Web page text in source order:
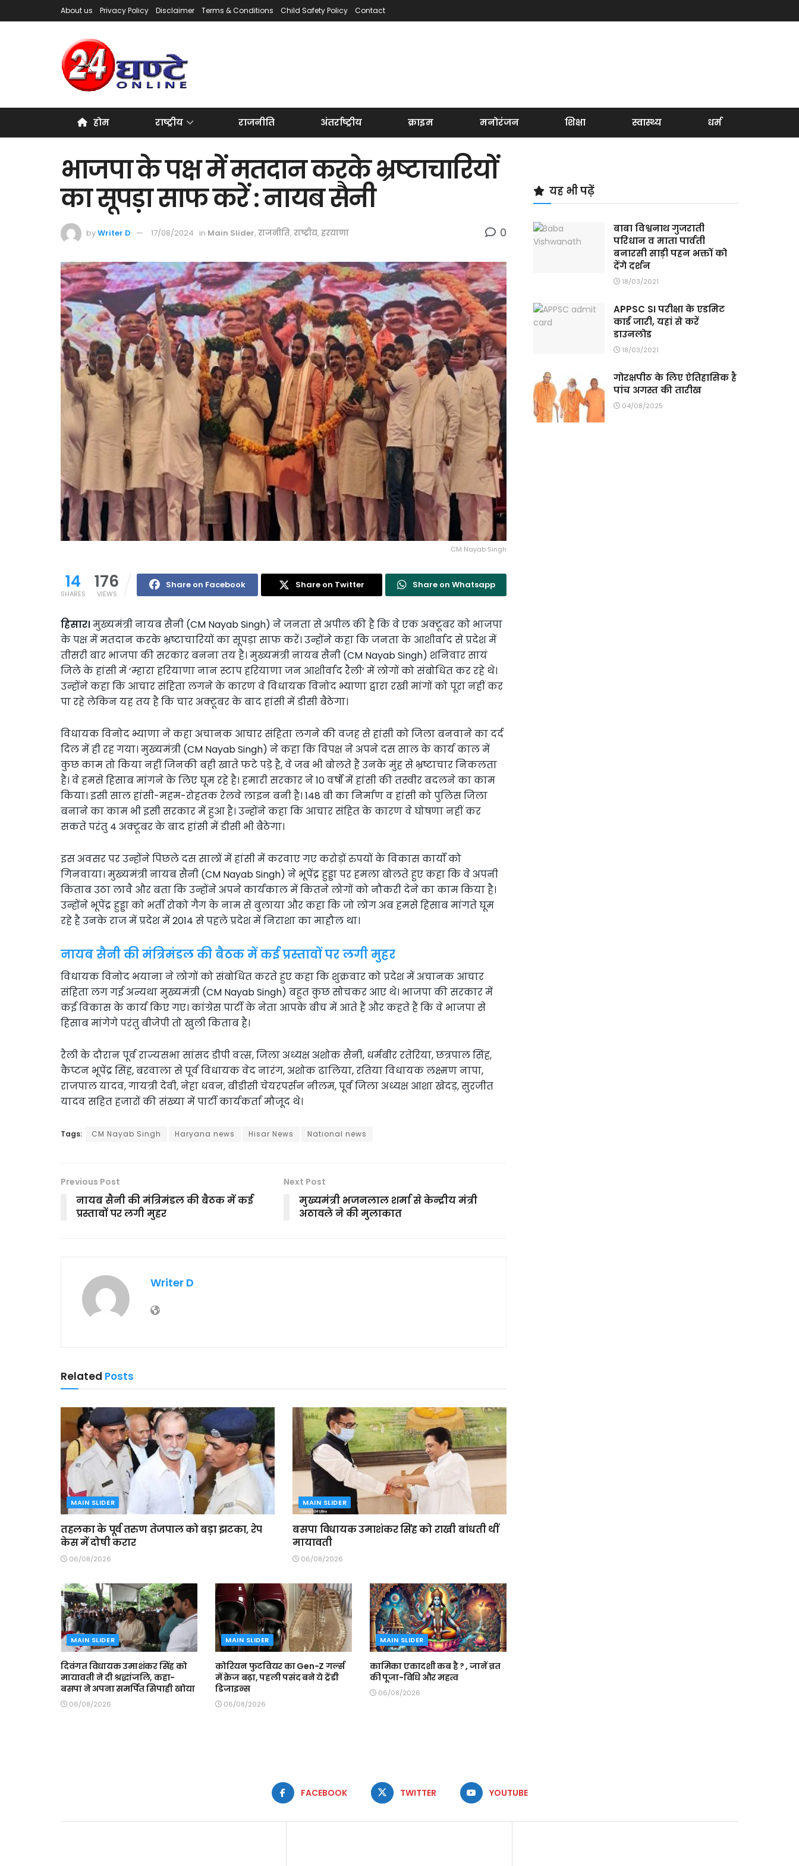
About us Privacy Policy Disclaimer Terms & Conditions Child Safety Policy Contact
होम राष्ट्रीय राजनीति अंतर्राष्ट्रीय क्राइम मनोरंजन शिक्षा स्वास्थ्य धर्म
भाजपा के पक्ष में मतदान करके भ्रष्टाचारियों
का सूपड़ा साफ करें : नायब सैनी
byWriter D 17/08/2024 in Main Slider, राजनीति, राष्ट्रीय, हरयाणा 0
CM Nayab Singh
14
SHARES
176
VIEWS
Share on Facebook Share on Twitter Share on Whatsapp
हिसार। मुख्यमंत्री नायब सैनी (CM Nayab Singh) ने जनता से अपील की है कि वे एक अक्टूबर को भाजपा
के पक्ष में मतदान करके भ्रष्टाचारियों का सूपड़ा साफ करें। उन्होंने कहा कि जनता के आशीर्वाद से प्रदेश में
तीसरी बार भाजपा की सरकार बनना तय है। मुख्यमंत्री नायब सैनी (CM Nayab Singh) शनिवार सायं
जिले के हांसी में ‘म्हारा हरियाणा नान स्टाप हरियाणा जन आशीर्वाद रैली’ में लोगों को संबोधित कर रहे थे।
उन्होंने कहा कि आचार संहिता लगने के कारण वे विधायक विनोद भ्याणा द्वारा रखी मांगों को पूरा नहीं कर
पा रहे लेकिन यह तय है कि चार अक्टूबर के बाद हांसी में डीसी बैठेगा।
विधायक विनोद भ्याणा ने कहा अचानक आचार संहिता लगने की वजह से हांसी को जिला बनवाने का दर्द
दिल में ही रह गया। मुख्यमंत्री (CM Nayab Singh) ने कहा कि विपक्ष ने अपने दस साल के कार्य काल में
कुछ काम तो किया नहीं जिनकी बही खाते फटे पड़े है, वे जब भी बोलते हैं उनके मुंह से भ्रष्टाचार निकलता
है। वे हमसे हिसाब मांगने के लिए घूम रहे है। हमारी सरकार ने 10 वर्षों में हांसी की तस्वीर बदलने का काम
किया। इसी साल हांसी-महम-रोहतक रेलवे लाइन बनी है। 148 बी का निर्माण व हांसी को पुलिस जिला
बनाने का काम भी इसी सरकार में हुआ है। उन्होंने कहा कि आचार संहित के कारण वे घोषणा नहीं कर
सकते परंतु 4 अक्टूबर के बाद हांसी में डीसी भी बैठेगा।
इस अवसर पर उन्होंने पिछले दस सालों में हांसी में करवाए गए करोड़ों रुपयों के विकास कार्यों को
गिनवाया। मुख्यमंत्री नायब सैनी (CM Nayab Singh) ने भूपेंद्र हुड्डा पर हमला बोलते हुए कहा कि वे अपनी
किताब उठा लावै और बता कि उन्होंने अपने कार्यकाल में कितने लोगों को नौकरी देने का काम किया है।
उन्होंने भूपेंद्र हुड्डा को भर्ती रोको गैग के नाम से बुलाया और कहा कि जो लोग अब हमसे हिसाब मांगते घूम
रहे है उनके राज में प्रदेश में 2014 से पहले प्रदेश में निराशा का माहौल था।
नायब सैनी की मंत्रिमंडल की बैठक में कई प्रस्तावों पर लगी मुहर
विधायक विनोद भयाना ने लोगों को संबोधित करते हुए कहा कि शुक्रवार को प्रदेश में अचानक आचार
संहिता लग गई अन्यथा मुख्यमंत्री (CM Nayab Singh) बहुत कुछ सोचकर आए थे। भाजपा की सरकार में
कई विकास के कार्य किए गए। कांग्रेस पार्टी के नेता आपके बीच में आते हैं और कहते हैं कि वे भाजपा से
हिसाब मांगेगे परंतु बीजेपी तो खुली किताब है।
रैली के दौरान पूर्व राज्यसभा सांसद डीपी वत्स, जिला अध्यक्ष अशोक सैनी, धर्मबीर रतेरिया, छत्रपाल सिंह,
कैप्टन भूपेंद्र सिंह, बरवाला से पूर्व विधायक वेद नारंग, अशोक ढालिया, रतिया विधायक लक्ष्मण नापा,
राजपाल यादव, गायत्री देवी, नेहा धवन, बीडीसी चेयरपर्सन नीलम, पूर्व जिला अध्यक्ष आशा खेदड़, सुरजीत
यादव सहित हजारों की संख्या में पार्टी कार्यकर्ता मौजूद थे।
Tags: CM Nayab Singh Haryana news Hisar News National news
Previous Post
नायब सैनी की मंत्रिमंडल की बैठक में कई
प्रस्तावों पर लगी मुहर
Next Post
मुख्यमंत्री भजनलाल शर्मा से केन्द्रीय मंत्री
अठावले ने की मुलाकात
Writer D
Related Posts
MAIN SLIDER
तहलका के पूर्व तरुण तेजपाल को बड़ा झटका, रेप
केस में दोषी करार
06/08/2026
MAIN SLIDER
बसपा विधायक उमाशंकर सिंह को राखी बांधती थीं
मायावती
06/08/2026
MAIN SLIDER
दिवंगत विधायक उमाशंकर सिंह को
मायावती ने दी श्रद्धांजलि, कहा-
बसपा ने अपना समर्पित सिपाही खोया
06/08/2026
MAIN SLIDER
कोरियन फुटवियर का Gen-Z गर्ल्स
में क्रेज बढ़ा, पहली पसंद बने ये ट्रेंडी
डिजाइन्स
06/08/2026
MAIN SLIDER
कामिका एकादशी कब है ? , जानें व्रत
की पूजा-विधि और महत्व
06/08/2026
यह भी पढ़ें
बाबा विश्वनाथ गुजराती
परिधान व माता पार्वती
बनारसी साड़ी पहन भक्तों को
देंगे दर्शन
18/03/2021
APPSC SI परीक्षा के एडमिट
कार्ड जारी, यहां से करें
डाउनलोड
18/03/2021
गोरक्षपीठ के लिए ऐतिहासिक है
पांच अगस्त की तारीख
04/08/2025
FACEBOOK TWITTER YOUTUBE